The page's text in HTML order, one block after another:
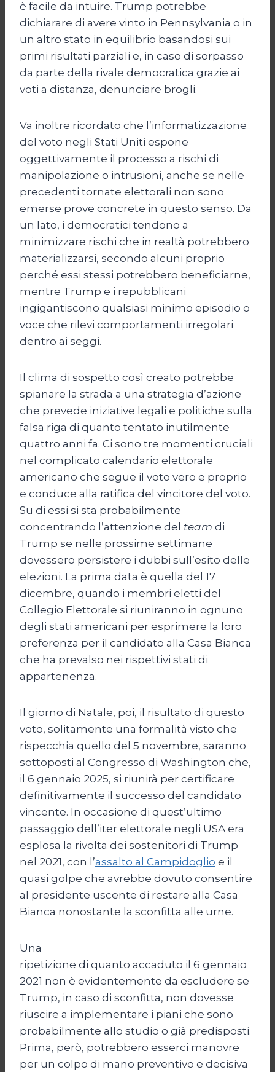
è facile da intuire. Trump potrebbe
dichiarare di avere vinto in Pennsylvania o in
un altro stato in equilibrio basandosi sui
primi risultati parziali e, in caso di sorpasso
da parte della rivale democratica grazie ai
voti a distanza, denunciare brogli.
Va inoltre ricordato che l’informatizzazione
del voto negli Stati Uniti espone
oggettivamente il processo a rischi di
manipolazione o intrusioni, anche se nelle
precedenti tornate elettorali non sono
emerse prove concrete in questo senso. Da
un lato, i democratici tendono a
minimizzare rischi che in realtà potrebbero
materializzarsi, secondo alcuni proprio
perché essi stessi potrebbero beneficiarne,
mentre Trump e i repubblicani
ingigantiscono qualsiasi minimo episodio o
voce che rilevi comportamenti irregolari
dentro ai seggi.
Il clima di sospetto così creato potrebbe
spianare la strada a una strategia d’azione
che prevede iniziative legali e politiche sulla
falsa riga di quanto tentato inutilmente
quattro anni fa. Ci sono tre momenti cruciali
nel complicato calendario elettorale
americano che segue il voto vero e proprio
e conduce alla ratifica del vincitore del voto.
Su di essi si sta probabilmente
concentrando l’attenzione del team di
Trump se nelle prossime settimane
dovessero persistere i dubbi sull’esito delle
elezioni. La prima data è quella del 17
dicembre, quando i membri eletti del
Collegio Elettorale si riuniranno in ognuno
degli stati americani per esprimere la loro
preferenza per il candidato alla Casa Bianca
che ha prevalso nei rispettivi stati di
appartenenza.
Il giorno di Natale, poi, il risultato di questo
voto, solitamente una formalità visto che
rispecchia quello del 5 novembre, saranno
sottoposti al Congresso di Washington che,
il 6 gennaio 2025, si riunirà per certificare
definitivamente il successo del candidato
vincente. In occasione di quest’ultimo
passaggio dell’iter elettorale negli USA era
esplosa la rivolta dei sostenitori di Trump
nel 2021, con l’assalto al Campidoglio e il
quasi golpe che avrebbe dovuto consentire
al presidente uscente di restare alla Casa
Bianca nonostante la sconfitta alle urne.
Una
ripetizione di quanto accaduto il 6 gennaio
2021 non è evidentemente da escludere se
Trump, in caso di sconfitta, non dovesse
riuscire a implementare i piani che sono
probabilmente allo studio o già predisposti.
Prima, però, potrebbero esserci manovre
per un colpo di mano preventivo e decisiva